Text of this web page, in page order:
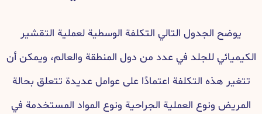
يوضح الجدول التالي التكلفة الوسطية لعملية التقشير
الكيميائي للجلد في عدد من دول المنطقة والعالم، ويمكن أن
تتغير هذه التكلفة اعتمادًا على عوامل عديدة تتعلق بحالة
المريض ونوع العملية الجراحية ونوع المواد المستخدمة في